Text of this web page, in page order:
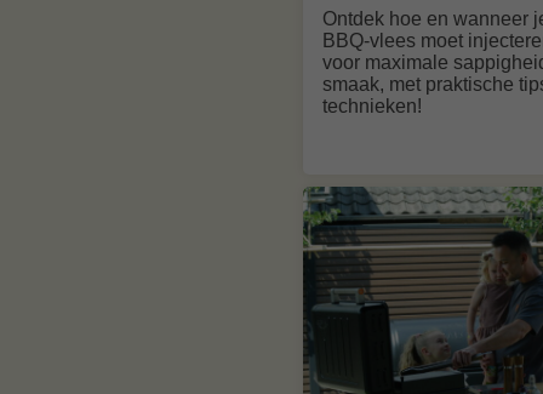
Ontdek hoe en wanneer
BBQ-vlees moet
voor maximale
smaak, met praktische
technieken!